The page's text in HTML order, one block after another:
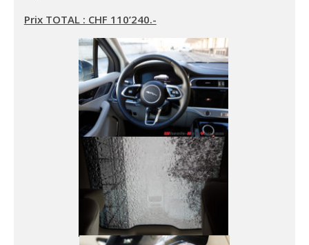
Prix TOTAL : CHF 110’240.-